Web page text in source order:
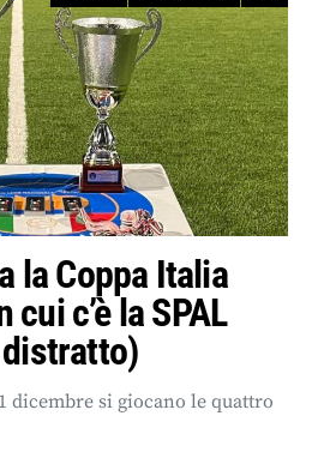
la Coppa Italia
cui c’è la SPAL
dicembre si giocano le quattro